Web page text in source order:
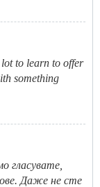
to learn to offer
something
гласувате,
Даже не сте